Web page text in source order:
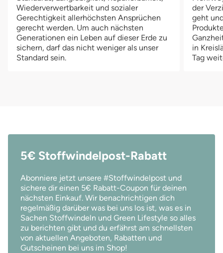
Wiederverwertbarkeit und sozialer
Gerechtigkeit allerhöchsten Ansprüchen
gerecht werden. Um auch nächsten
Generationen ein Leben auf dieser Erde zu
sichern, darf das nicht weniger als unser
Standard sein.
der
geht
in
Tag
5€ Stoffwindelpost-Rabatt
Abonniere jetzt unsere #Stoffwindelpost und
sichere dir einen 5€ Rabatt-Coupon für deinen
nächsten Einkauf. Wir benachrichtigen dich
regelmäßig darüber was bei uns los ist, was es in
Sachen Stoffwindeln und Green Lifestyle so alles
zu berichten gibt und du erfährst am schnellsten
von aktuellen Angeboten, Rabatten und
Gutscheinen bei uns im Shop!